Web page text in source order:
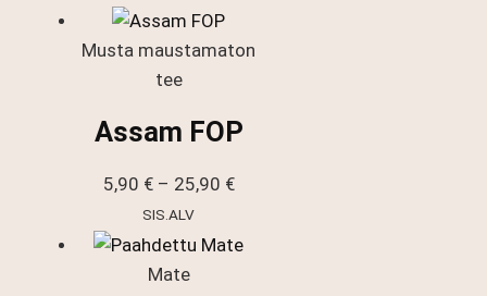
21,90 €
Musta maustamaton
tee
Assam FOP
5,90 € – 25,90 €Hintaluokka:
-
SIS.ALV
Mate